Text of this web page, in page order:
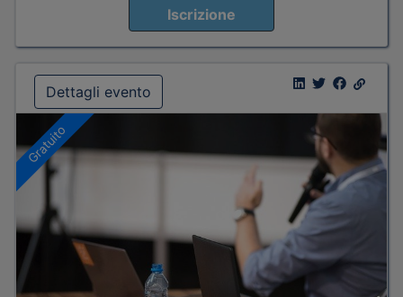
Iscrizione
Dettagli evento
Gratuito